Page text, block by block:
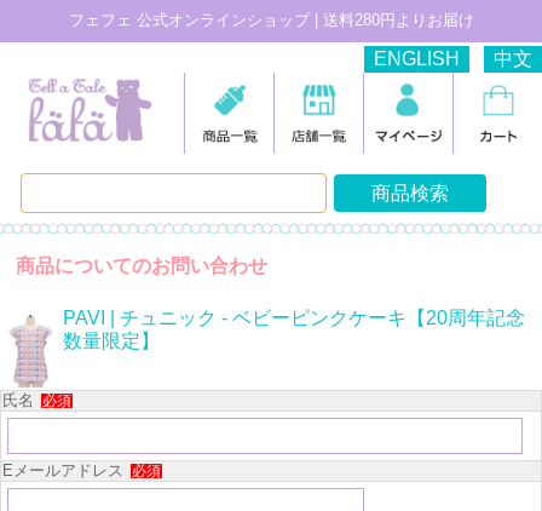
フェフェ 公式オンラインショップ | 送料280円よりお届け
ENGLISH 中文
商品についてのお問い合わせ
PAVI | チュニック - ベビーピンクケーキ【20周年記念
数量限定】
氏名 必須
Eメールアドレス 必須